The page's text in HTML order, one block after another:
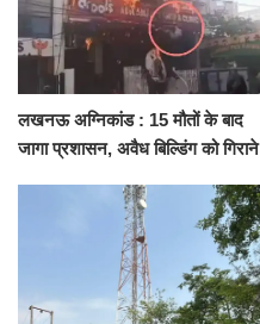
लखनऊ अग्निकांड : 15 मौतों के बाद
जागा प्रशासन, अवैध बिल्डिंग को गिराने